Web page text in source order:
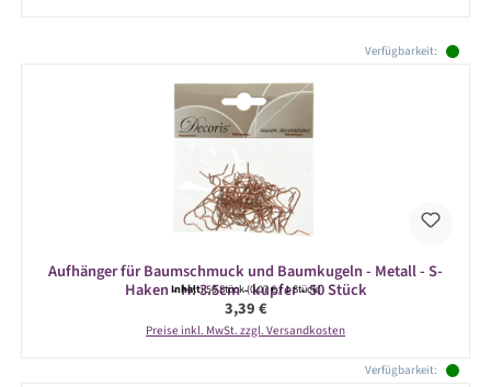
Verfügbarkeit:
Aufhänger für Baumschmuck und Baumkugeln - Metall - S-
Haken - H: 3.5cm - kupfer - 50 Stück
Inhalt:50 Stück(0,07 € / 1 Stück)
Regulärer Preis:
3,39 €
Preise inkl. MwSt. zzgl. Versandkosten
Verfügbarkeit: